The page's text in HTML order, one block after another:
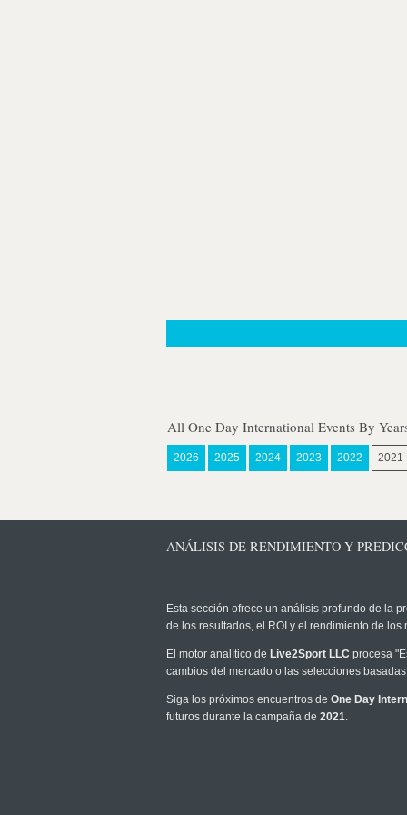
All One Day International Events By
2026 2025 2024 2023 2022 2021
ANÁLISIS DE RENDIMIENTO Y
Esta sección ofrece un análisis profundo de la
de los resultados, el ROI y el rendimiento de
El motor analítico de Live2Sport LLC procesa
cambios del mercado o las selecciones
Siga los próximos encuentros de One Day
futuros durante la campaña de 2021.